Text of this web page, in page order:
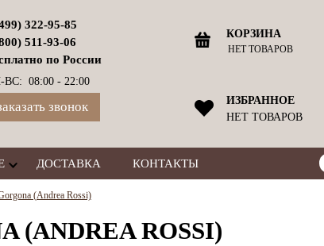
322-95-85
511-93-06
по России
08:00 - 22:00
звонок
КОРЗИНА
НЕТ ТОВАРОВ
ИЗБРАННОЕ
НЕТ ТОВАРОВ
ДОСТАВКА КОНТАКТЫ
(Andrea Rossi)
(ANDREA ROSSI)